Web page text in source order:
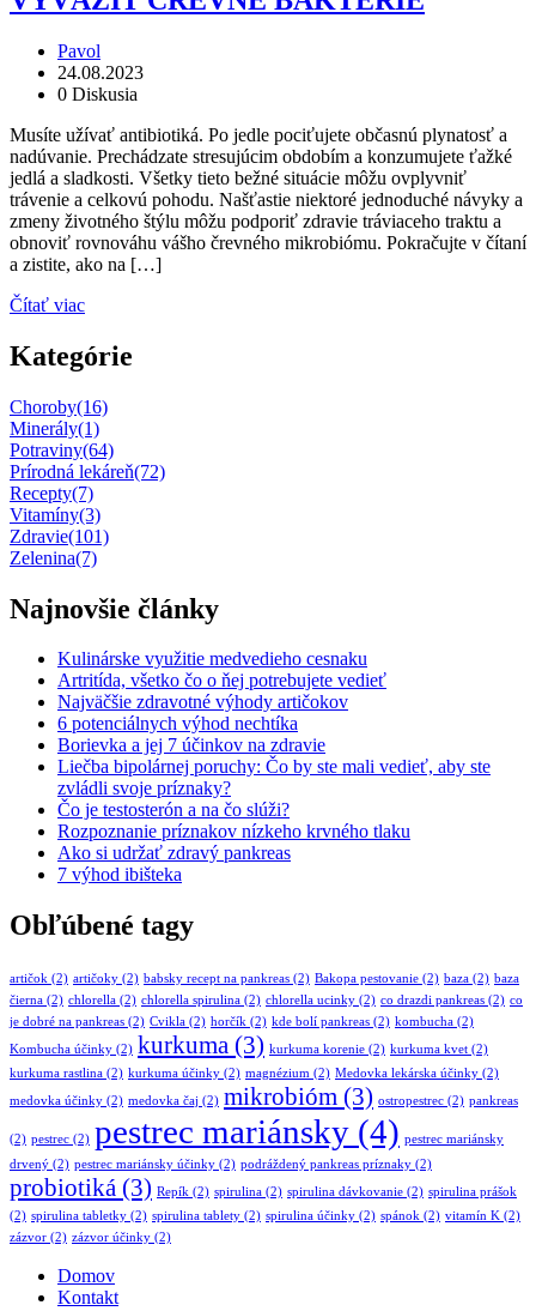
Pavol
24.08.2023
0 Diskusia
Musíte užívať antibiotiká. Po jedle pociťujete občasnú plynatosť a
nadúvanie. Prechádzate stresujúcim obdobím a konzumujete ťažké
jedlá a sladkosti. Všetky tieto bežné situácie môžu ovplyvniť
trávenie a celkovú pohodu. Našťastie niektoré jednoduché návyky a
zmeny životného štýlu môžu podporiť zdravie tráviaceho traktu a
obnoviť rovnováhu vášho črevného mikrobiómu. Pokračujte v čítaní
a zistite, ako na […]
Čítať viac
Kategórie
Choroby(16)
Minerály(1)
Potraviny(64)
Prírodná lekáreň(72)
Recepty(7)
Vitamíny(3)
Zdravie(101)
Zelenina(7)
Najnovšie články
Kulinárske využitie medvedieho cesnaku
Artritída, všetko čo o ňej potrebujete vedieť
Najväčšie zdravotné výhody artičokov
6 potenciálnych výhod nechtíka
Borievka a jej 7 účinkov na zdravie
Liečba bipolárnej poruchy: Čo by ste mali vedieť, aby ste
zvládli svoje príznaky?
Čo je testosterón a na čo slúži?
Rozpoznanie príznakov nízkeho krvného tlaku
Ako si udržať zdravý pankreas
7 výhod ibišteka
Obľúbené tagy
artičok (2) artičoky (2) babsky recept na pankreas (2) Bakopa pestovanie (2) baza (2) baza
čierna (2) chlorella (2) chlorella spirulina (2) chlorella ucinky (2) co drazdi pankreas (2) co
je dobré na pankreas (2) Cvikla (2) horčík (2) kde bolí pankreas (2) kombucha (2)
Kombucha účinky (2) kurkuma (3) kurkuma korenie (2) kurkuma kvet (2)
kurkuma rastlina (2) kurkuma účinky (2) magnézium (2) Medovka lekárska účinky (2)
medovka účinky (2) medovka čaj (2) mikrobióm (3) ostropestrec (2) pankreas
(2) pestrec (2) pestrec mariánsky (4) pestrec mariánsky
drvený (2) pestrec mariánsky účinky (2) podráždený pankreas príznaky (2)
probiotiká (3) Repík (2) spirulina (2) spirulina dávkovanie (2) spirulina prášok
(2) spirulina tabletky (2) spirulina tablety (2) spirulina účinky (2) spánok (2) vitamín K (2)
zázvor (2) zázvor účinky (2)
Domov
Kontakt